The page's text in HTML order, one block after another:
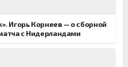
Игорь Корнеев — о сборной
с Нидерландами